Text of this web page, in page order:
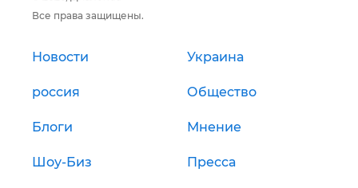
Все права защищены.
Новости Украина
россия Общество
Блоги Мнение
Шоу-Биз Пресса